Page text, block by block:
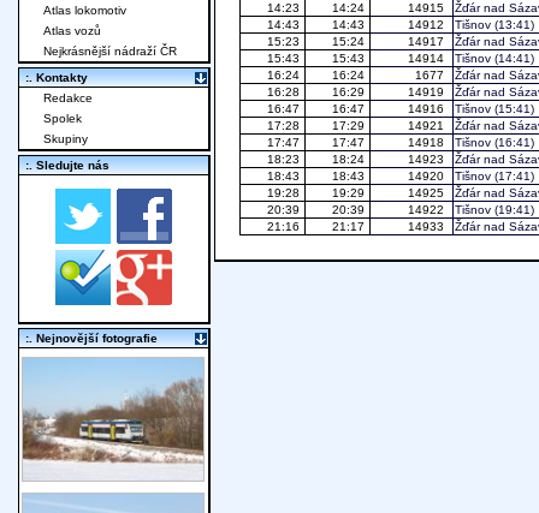
14:23
14:24 14915
Žďár nad
14:43
14:43 14912 Tišnov (13:41)
15:23
15:24 14917
Žďár nad
15:43
15:43 14914 Tišnov (14:41)
16:24
16:24 1677
Žďár nad
16:28
16:29 14919
Žďár nad
16:47
16:47 14916 Tišnov (15:41)
17:28
17:29 14921
Žďár nad
17:47
17:47 14918 Tišnov (16:41)
18:23
18:24 14923
Žďár nad
18:43
18:43 14920 Tišnov (17:41)
19:28
19:29 14925
Žďár nad
20:39
20:39 14922 Tišnov (19:41)
21:16
21:17 14933 Žďár nad
Atlas lokomotiv
Atlas vozů
Nejkrásnější nádraží ČR
:. Kontakty
Redakce
Spolek
Skupiny
:. Sledujte nás
:. Nejnovější fotografie